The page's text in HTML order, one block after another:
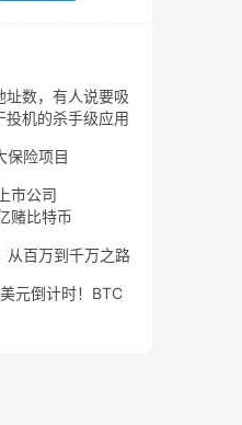
址数，有人说要吸
投机的杀手级应用
保险项目
市公司
赌比特币
从百万到千万之路
元倒计时！BTC